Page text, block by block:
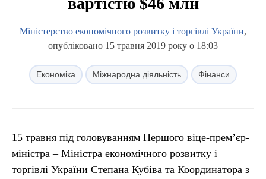
Міністерство економічного розвитку і торгівлі України,
опубліковано 15 травня 2019 року о 18:03
Економіка Міжнародна діяльність Фінанси
15 травня під головуванням Першого віце-прем’єр-
міністра – Міністра економічного розвитку і
торгівлі України Степана Кубіва та Координатора з